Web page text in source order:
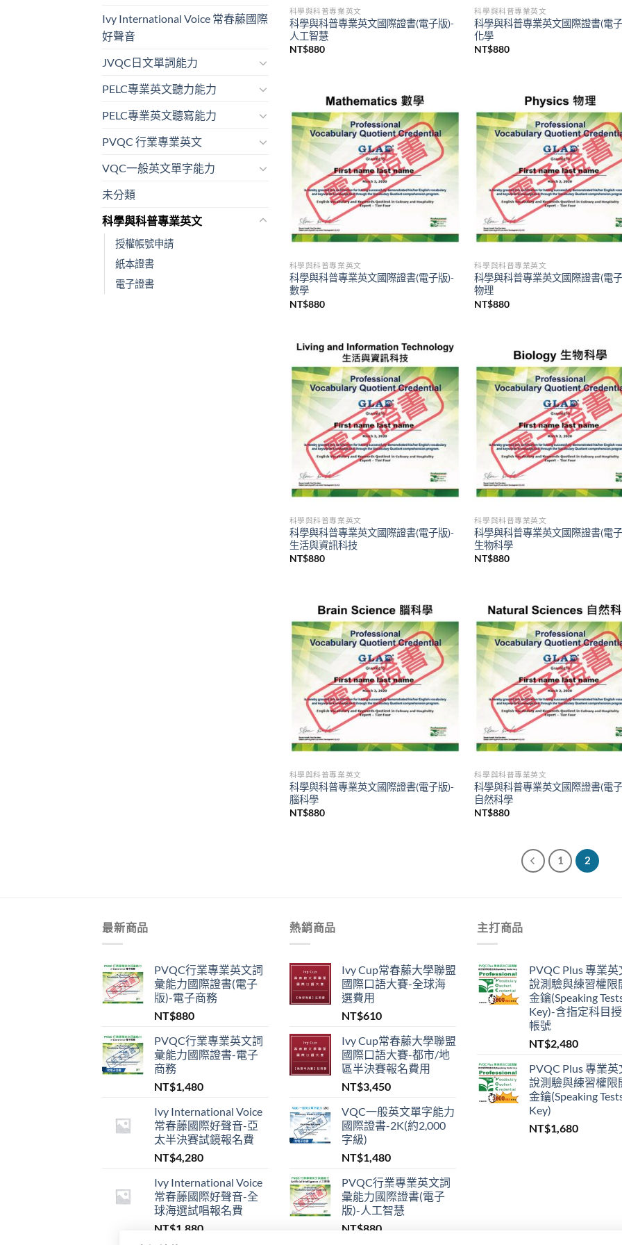
Ivy International Voice 常春藤國際
好聲音
JVQC日文單詞能力
PELC專業英文聽力能力
PELC專業英文聽寫能力
PVQC 行業專業英文
VQC一般英文單字能力
未分類
科學與科普專業英文
授權帳號申請
紙本證書
電子證書
科學與科普專業英文
科學與科普專業英文國際證書(電子版)-
人工智慧
NT$880
科學與科普專業英文
科學與科普專業英文國際證書(電
化學
NT$880
科學與科普專業英文
科學與科普專業英文國際證書(電子版)-
數學
NT$880
科學與科普專業英文
科學與科普專業英文國際證書(電
物理
NT$880
科學與科普專業英文
科學與科普專業英文國際證書(電子版)-
生活與資訊科技
NT$880
科學與科普專業英文
科學與科普專業英文國際證書(電
生物科學
NT$880
科學與科普專業英文
科學與科普專業英文國際證書(電子版)-
腦科學
NT$880
科學與科普專業英文
科學與科普專業英文國際證書(電
自然科學
NT$880
1 2
最新商品
PVQC行業專業英文詞
彙能力國際證書(電子
版)-電子商務
NT$880
PVQC行業專業英文詞
彙能力國際證書-電子
商務
NT$1,480
Ivy International Voice
常春藤國際好聲音-亞
太半決賽試鏡報名費
NT$4,280
Ivy International Voice
常春藤國際好聲音-全
球海選試唱報名費
NT$1,880
熱銷商品
Ivy Cup常春藤大學聯盟
國際口語大賽-全球海
選費用
NT$610
Ivy Cup常春藤大學聯盟
國際口語大賽-都市/地
區半決賽報名費用
NT$3,450
VQC一般英文單字能力
國際證書-2K(約2,000
字級)
NT$1,480
PVQC行業專業英文詞
彙能力國際證書(電子
版)-人工智慧
NT$880
主打商品
PVQC Plus 專業英
說測驗與練習權限
金鑰(Speaking
Key)-含指定科目
帳號
NT$2,480
PVQC Plus 專業英
說測驗與練習權限
金鑰(Speaking
Key)
NT$1,680